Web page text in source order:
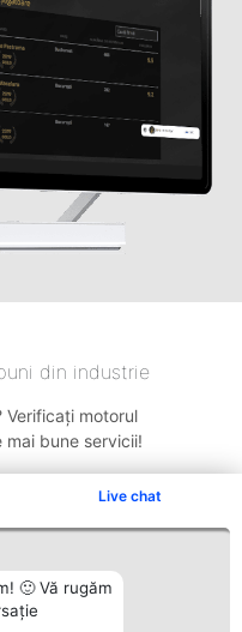
Live chat
🙂 Vă rugăm
din industrie
Verificați motorul
mai bune servicii!